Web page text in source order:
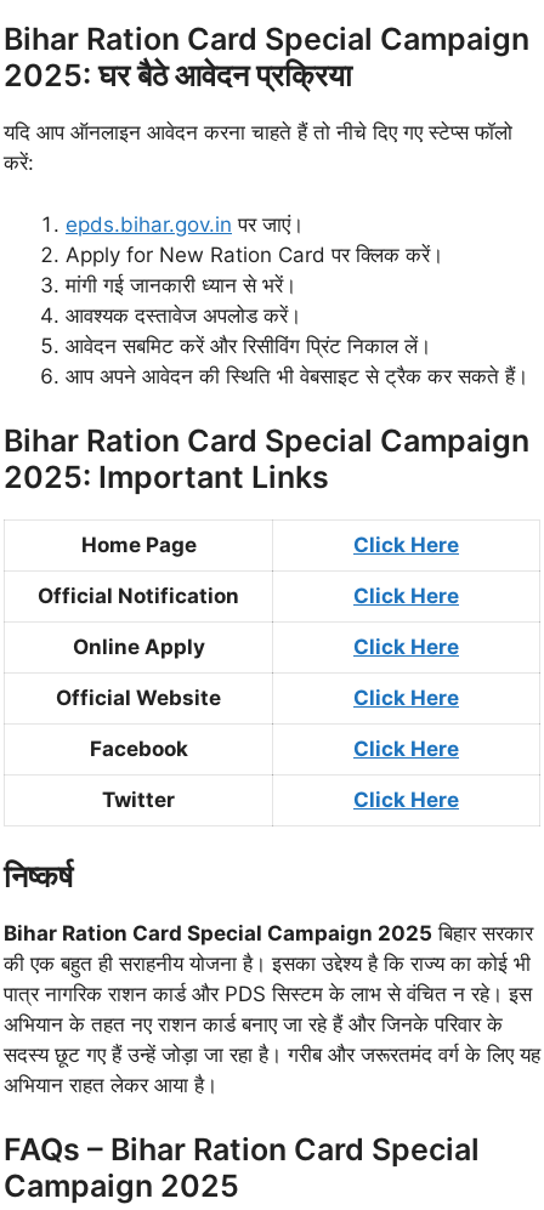
Bihar Ration Card Special Campaign
2025: घर बैठे आवेदन प्रक्रिया
यदि आप ऑनलाइन आवेदन करना चाहते हैं तो नीचे दिए गए स्टेप्स फॉलो
करें:
epds.bihar.gov.in पर जाएं।
Apply for New Ration Card पर क्लिक करें।
मांगी गई जानकारी ध्यान से भरें।
आवश्यक दस्तावेज अपलोड करें।
आवेदन सबमिट करें और रिसीविंग प्रिंट निकाल लें।
आप अपने आवेदन की स्थिति भी वेबसाइट से ट्रैक कर सकते हैं।
Bihar Ration Card Special Campaign
2025: Important Links
Home Page Click Here
Official Notification Click Here
Online Apply Click Here
Official Website Click Here
Facebook Click Here
Twitter Click Here
निष्कर्ष
Bihar Ration Card Special Campaign 2025 बिहार सरकार
की एक बहुत ही सराहनीय योजना है। इसका उद्देश्य है कि राज्य का कोई भी
पात्र नागरिक राशन कार्ड और PDS सिस्टम के लाभ से वंचित न रहे। इस
अभियान के तहत नए राशन कार्ड बनाए जा रहे हैं और जिनके परिवार के
सदस्य छूट गए हैं उन्हें जोड़ा जा रहा है। गरीब और जरूरतमंद वर्ग के लिए यह
अभियान राहत लेकर आया है।
FAQs – Bihar Ration Card Special
Campaign 2025